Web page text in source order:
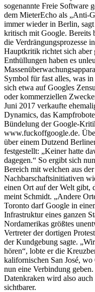
sogenannte Freie Software
dem MieterEcho als „Anti-
immer wieder in Berlin,
kritisch mit Google. Bereits
die Verdrängungsprozesse
Hauptkritik richtet sich aber
Enthüllungen haben es
Symbol für fast alles, was
sich etwa auf Googles
oder kommerziellen
Juni 2017 verkaufte
Dynamics, das
Bündelung der Google-
www.fuckoffgoogle.de.
über einem Dutzend
festgestellt: „Keiner hatte
dagegen.“ So ergibt sich
Bereich mit welchen aus
Nachbarschaftsinitiativen
einen Ort auf der Welt gibt,
meint Schmidt. „Andere
Toronto darf Google in
Infrastruktur eines ganzen
Nordamerikas größtes
Vertreter der dortigen
der Kundgebung sagte.
hören“, lobte er die
kalifornischen San José,
nun eine Verbindung
Datenkraken wird also
sichtbarer.